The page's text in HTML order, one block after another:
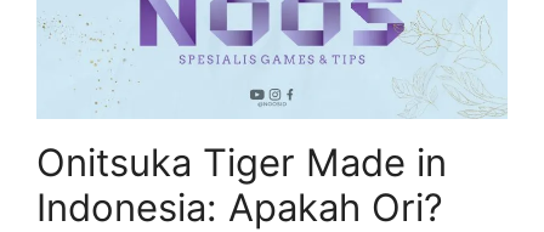
Onitsuka Tiger Made in
Indonesia: Apakah Ori?